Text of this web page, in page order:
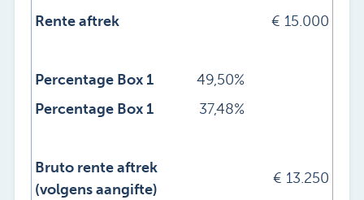
Rente aftrek € 15.000
Percentage Box 1
49,50%
Percentage Box 1
37,48%
Bruto rente aftrek
(volgens aangifte)
€ 13.250